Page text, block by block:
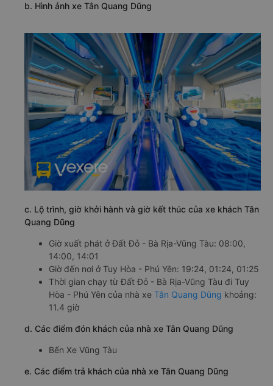
b. Hình ảnh xe Tân Quang Dũng
c. Lộ trình, giờ khởi hành và giờ kết thúc của xe khách Tân
Quang Dũng
Giờ xuất phát ở Đất Đỏ - Bà Rịa-Vũng Tàu: 08:00,
14:00, 14:01
Giờ đến nơi ở Tuy Hòa - Phú Yên: 19:24, 01:24, 01:25
Thời gian chạy từ Đất Đỏ - Bà Rịa-Vũng Tàu đi Tuy
Hòa - Phú Yên của nhà xe Tân Quang Dũng khoảng:
11.4 giờ
d. Các điểm đón khách của nhà xe Tân Quang Dũng
Bến Xe Vũng Tàu
e. Các điểm trả khách của nhà xe Tân Quang Dũng